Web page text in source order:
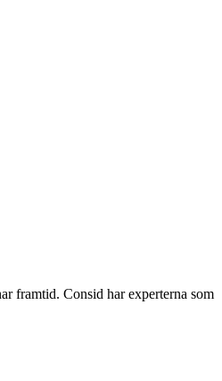
framtid. Consid har experterna som